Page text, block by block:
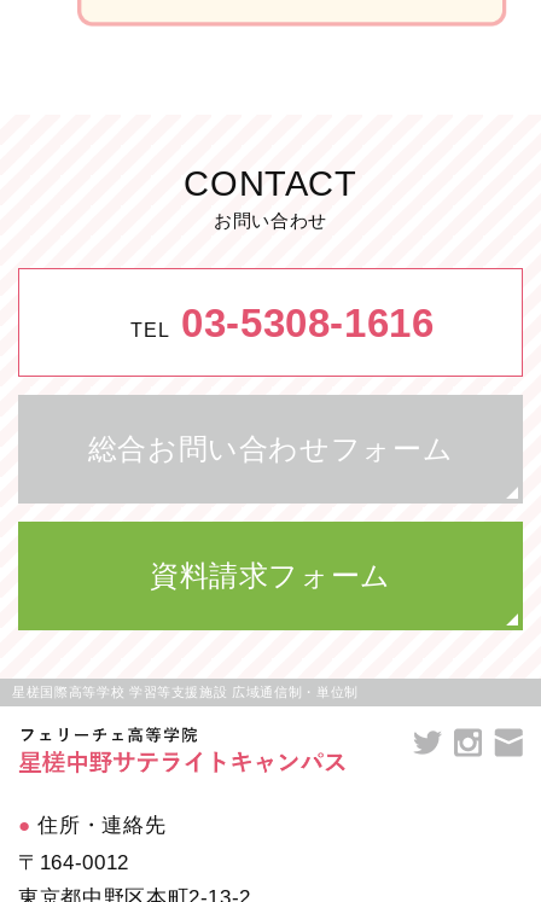
CONTACT
お問い合わせ
TEL 03-5308-1616
総合お問い合わせフォーム
資料請求フォーム
星槎国際高等学校 学習等支援施設 広域通信制・単位制
住所・連絡先
〒164-0012